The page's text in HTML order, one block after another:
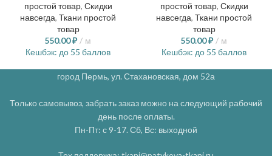
простой товар, Скидки
навсегда, Ткани простой
товар
550.00₽
м
Кешбэк: до 55 баллов
простой товар, Скидки
навсегда, Ткани простой
товар
550.00₽
м
Кешбэк: до 55 баллов
город Пермь, ул. Стахановская, дом 52а
Только самовывоз, забрать заказ можно на следующий рабочий
день после оплаты.
Пн-Пт: с 9-17. Сб, Вс: выходной